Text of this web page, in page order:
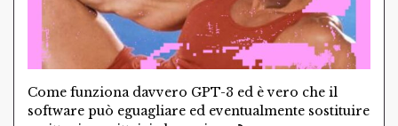
Come funziona davvero GPT-3 ed è vero che il
software può eguagliare ed eventualmente sostituire